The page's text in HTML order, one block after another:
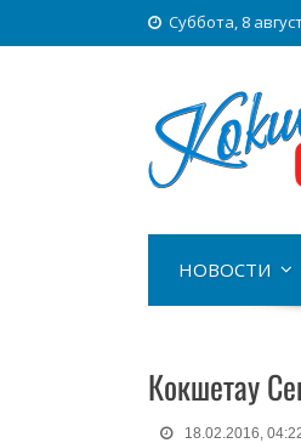
Суббота, 8
НОВОСТИ
Кокшетау
18.02.2016,